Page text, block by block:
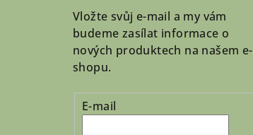
Vložte svůj e-mail a my vám
budeme zasílat informace o
nových produktech na našem e-
shopu.
E-mail